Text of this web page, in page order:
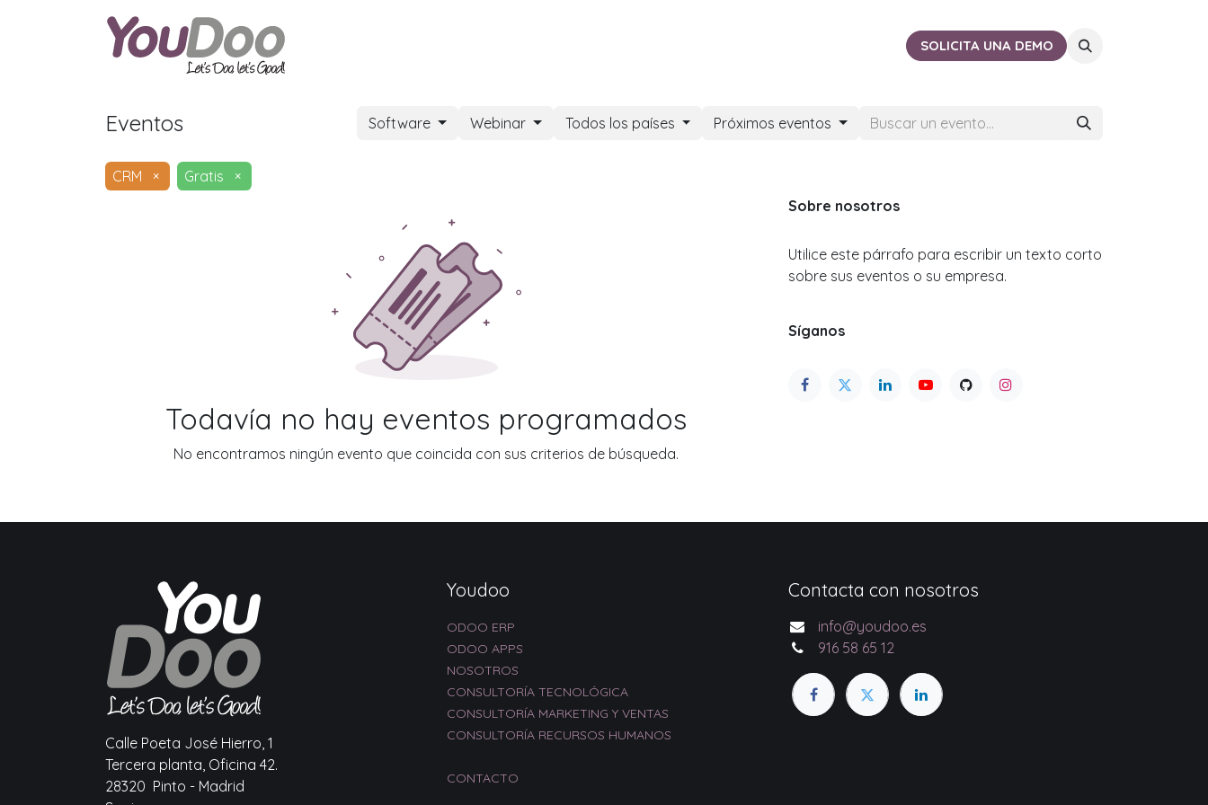
CERCA DE TISOLICITA UNA DEMO
Eventos Software Webinar Todos los países Próximos eventos
CRM × Gratis ×
Todavía no hay eventos programados
No encontramos ningún evento que coincida con sus criterios de búsqueda.
Sobre nosotros
Utilice este párrafo para escribir un texto corto
sobre sus eventos o su empresa.
Síganos
Calle Poeta José Hierro, 1
Tercera planta, Oficina 42.
28320 Pinto - Madrid
Youdoo
ODOO ERP
ODOO APPS
NOSOTROS
CONSULTORÍA TECNOLÓGICA
CONSULTORÍA MARKETING Y VENTAS
CONSULTORÍA RECURSOS HUMANOS
CONTACTO
Contacta con nosotros
info@youdoo.es
916 58 65 12